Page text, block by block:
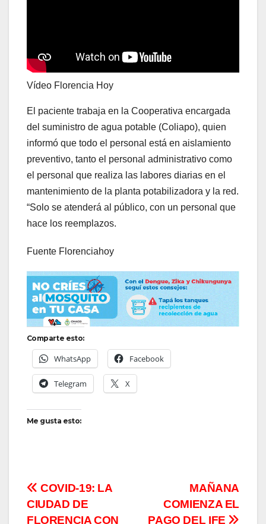
Vídeo Florencia Hoy
El paciente trabaja en la Cooperativa encargada
del suministro de agua potable (Coliapo), quien
informó que todo el personal está en aislamiento
preventivo, tanto el personal administrativo como
el personal que realiza las labores diarias en el
mantenimiento de la planta potabilizadora y la red.
“Solo se atenderá al público, con un personal que
hace los reemplazos.
Fuente Florenciahoy
Comparte esto:
WhatsApp Facebook
Telegram X
Me gusta esto:
Navegación
de
MAÑANA
COMIENZA EL
PAGO DEL IFE
COVID-19: LA
CIUDAD DE
FLORENCIA CON